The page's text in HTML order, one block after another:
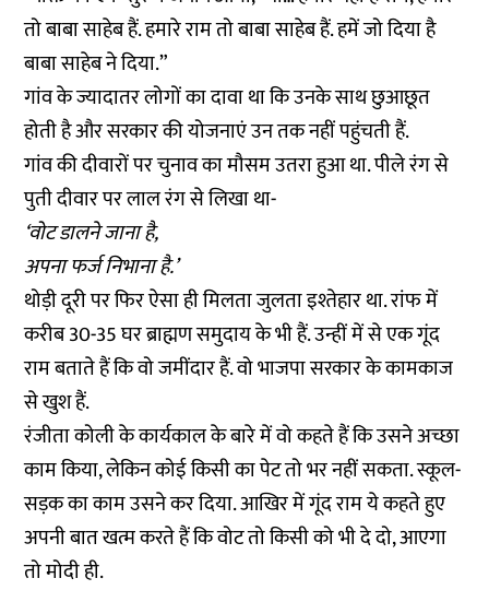
तो बाबा साहेब हैं. हमारे राम तो बाबा साहेब हैं. हमें जो दिया है
बाबा साहेब ने दिया.”
गांव के ज्यादातर लोगों का दावा था कि उनके साथ छुआछूत
होती है और सरकार की योजनाएं उन तक नहीं पहुंचती हैं.
गांव की दीवारों पर चुनाव का मौसम उतरा हुआ था. पीले रंग से
पुती दीवार पर लाल रंग से लिखा था-
‘वोट डालने जाना है,
अपना फर्ज निभाना है.’
थोड़ी दूरी पर फिर ऐसा ही मिलता जुलता इश्तेहार था. रांफ में
करीब 30-35 घर ब्राह्मण समुदाय के भी हैं. उन्हीं में से एक गूंद
राम बताते हैं कि वो जमींदार हैं. वो भाजपा सरकार के कामकाज
से खुश हैं.
रंजीता कोली के कार्यकाल के बारे में वो कहते हैं कि उसने अच्छा
काम किया, लेकिन कोई किसी का पेट तो भर नहीं सकता. स्कूल-
सड़क का काम उसने कर दिया. आखिर में गूंद राम ये कहते हुए
अपनी बात खत्म करते हैं कि वोट तो किसी को भी दे दो, आएगा
तो मोदी ही.